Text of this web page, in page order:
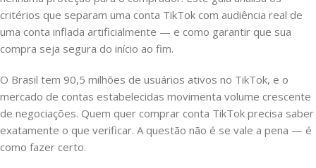
critérios que separam uma conta TikTok com audiência real de
uma conta inflada artificialmente — e como garantir que sua
compra seja segura do início ao fim.
O Brasil tem 90,5 milhões de usuários ativos no TikTok, e o
mercado de contas estabelecidas movimenta volume crescente
de negociações. Quem quer comprar conta TikTok precisa saber
exatamente o que verificar. A questão não é se vale a pena — é
como fazer certo.